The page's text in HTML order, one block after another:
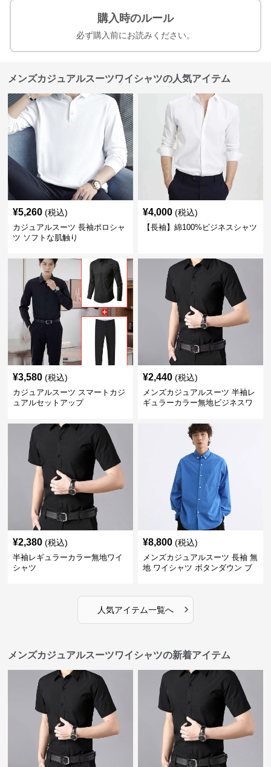
購入時のルール
必ず購入前にお読みください。
メンズカジュアルスーツワイシャツの人気アイテム
¥5,260 (税込)
カジュアルスーツ 長袖ポロシャ
ツ ソフトな肌触り
¥4,000 (税込)
【長袖】綿100%ビジネスシャツ
¥3,580 (税込)
カジュアルスーツ スマートカジ
ュアルセットアップ
¥2,440 (税込)
メンズカジュアルスーツ 半袖レ
ギュラーカラー無地ビジネスワ
¥2,380 (税込)
半袖レギュラーカラー無地ワイ
シャツ
¥8,800 (税込)
メンズカジュアルスーツ 長袖 無
地 ワイシャツ ボタンダウン ブ
人気アイテム一覧へ ›
メンズカジュアルスーツワイシャツの新着アイテム